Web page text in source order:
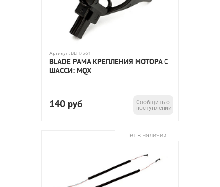
Артикул: BLH7561
BLADE РАМА КРЕПЛЕНИЯ МОТОРА С
ШАССИ: MQX
140 руб
Сообщить о
поступлении
Нет в наличии